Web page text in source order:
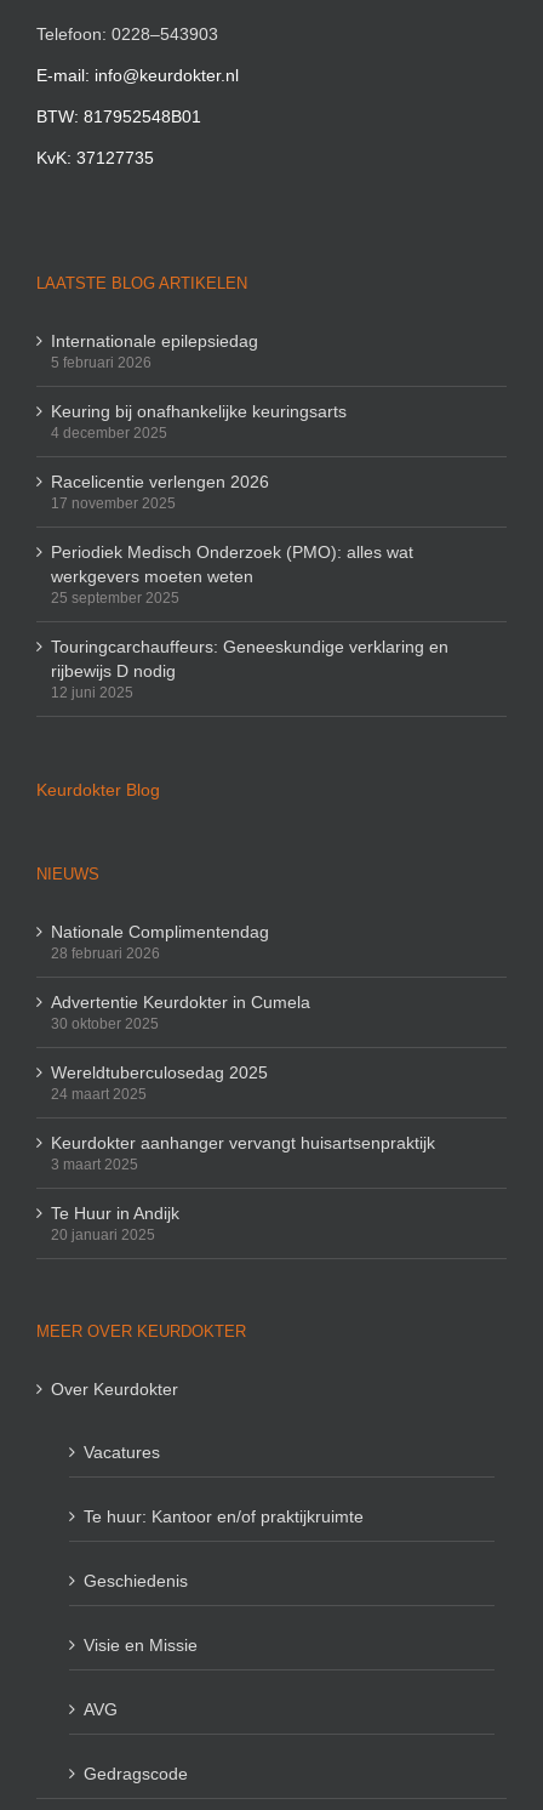
Telefoon: 0228–543903
E-mail: info@keurdokter.nl
BTW: 817952548B01
KvK: 37127735
LAATSTE BLOG ARTIKELEN
Internationale epilepsiedag
5 februari 2026
Keuring bij onafhankelijke keuringsarts
4 december 2025
Racelicentie verlengen 2026
17 november 2025
Periodiek Medisch Onderzoek (PMO): alles wat
werkgevers moeten weten
25 september 2025
Touringcarchauffeurs: Geneeskundige verklaring en
rijbewijs D nodig
12 juni 2025
Keurdokter Blog
NIEUWS
Nationale Complimentendag
28 februari 2026
Advertentie Keurdokter in Cumela
30 oktober 2025
Wereldtuberculosedag 2025
24 maart 2025
Keurdokter aanhanger vervangt huisartsenpraktijk
3 maart 2025
Te Huur in Andijk
20 januari 2025
MEER OVER KEURDOKTER
Over Keurdokter
Vacatures
Te huur: Kantoor en/of praktijkruimte
Geschiedenis
Visie en Missie
AVG
Gedragscode